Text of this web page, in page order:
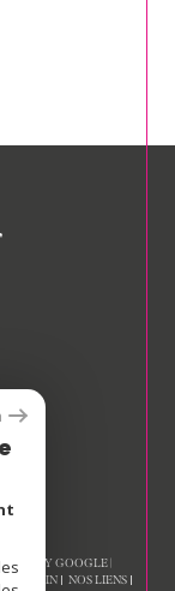
BY GOOGLE |
ADMIN
NOS LIENS